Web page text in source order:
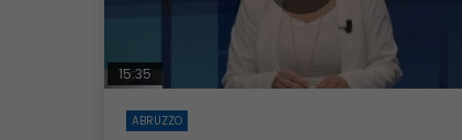
15:35
ABRUZZO